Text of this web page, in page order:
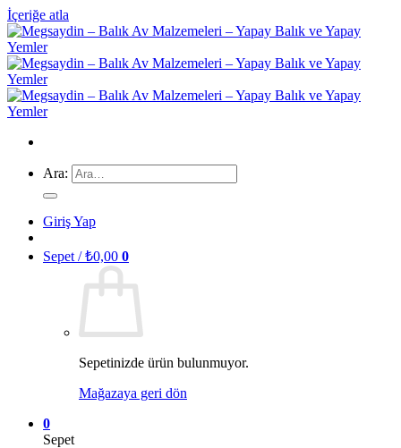
İçeriğe atla
Ara:
Giriş Yap
Sepet /₺0,00 0
Sepetinizde ürün bulunmuyor.
Mağazaya geri dön
0
Sepet